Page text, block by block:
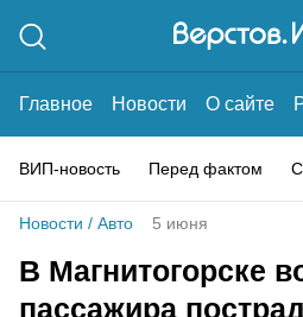
Главное Новости О сайте
ВИП-новость Перед фактом
Новости / Авто 5 июня
В Магнитогорске
пассажира